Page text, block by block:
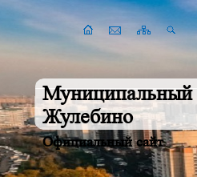
Муниципальный
Жулебино
Официальный сайт